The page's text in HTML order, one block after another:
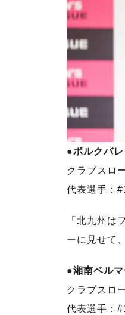
●ボルクバ
クラブスロ
代表選手：
「北九州は
ーに見せて
●湘南ベルマ
クラブスロ
代表選手：